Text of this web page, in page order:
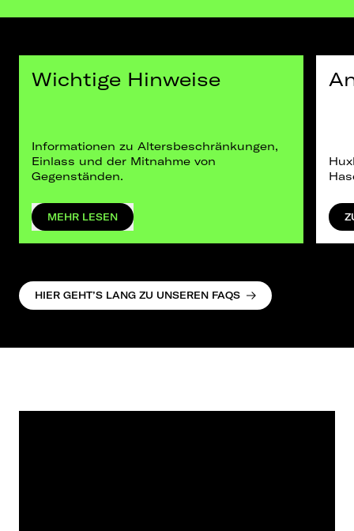
Wichtige Hinweise
Informationen zu Altersbeschränkungen,
Einlass und der Mitnahme von
Gegenständen.
MEHR LESEN
HIER GEHT’S LANG ZU UNSEREN FAQS